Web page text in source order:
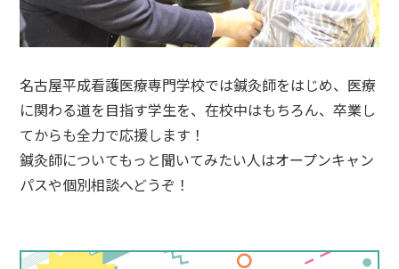
名古屋平成看護医療専門学校では鍼灸師をはじめ、医療
に関わる道を目指す学生を、在校中はもちろん、卒業し
てからも全力で応援します！
鍼灸師についてもっと聞いてみたい人はオープンキャン
パスや個別相談へどうぞ！